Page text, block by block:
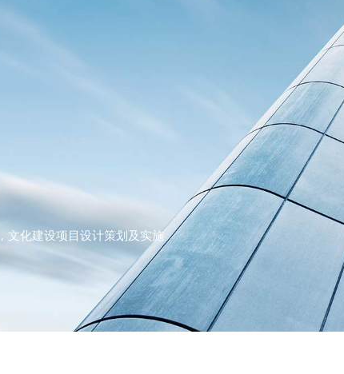
化建设项目设计策划及实施
活动的策划及实施
文化建设项目设计策划及实施
活动的策划及实施